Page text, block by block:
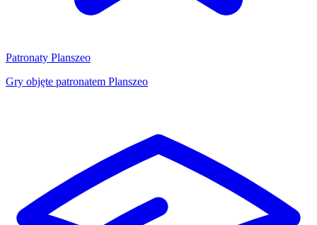
Patronaty Planszeo
Gry objęte patronatem Planszeo